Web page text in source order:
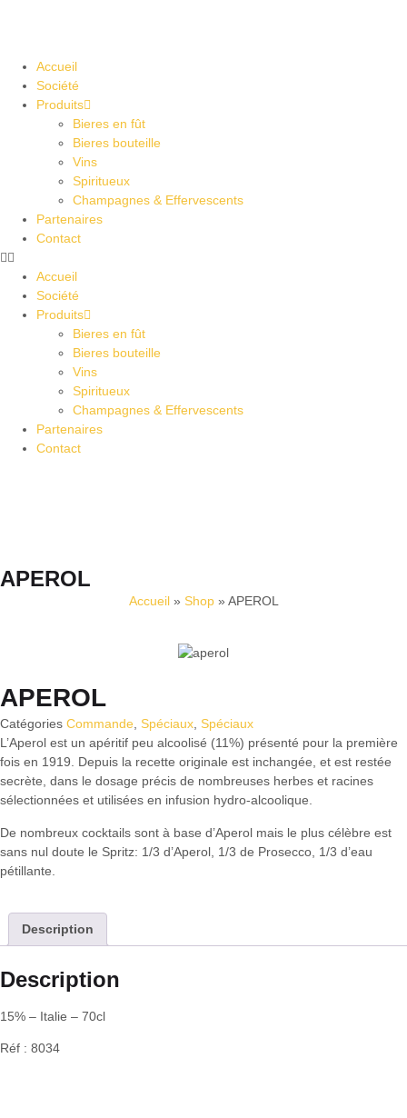
Accueil
Société
Produits
Bieres en fût
Bieres bouteille
Vins
Spiritueux
Champagnes & Effervescents
Partenaires
Contact
Accueil
Société
Produits
Bieres en fût
Bieres bouteille
Vins
Spiritueux
Champagnes & Effervescents
Partenaires
Contact
APEROL
Accueil» Shop» APEROL
APEROL
Catégories Commande Spéciaux Spéciaux
L’Aperol est un apéritif peu alcoolisé (11%) présenté pour la première
fois en 1919. Depuis la recette originale est inchangée, et est restée
secrète, dans le dosage précis de nombreuses herbes et racines
sélectionnées et utilisées en infusion hydro-alcoolique.
De nombreux cocktails sont à base d’Aperol mais le plus célèbre est
sans nul doute le Spritz: 1/3 d’Aperol, 1/3 de Prosecco, 1/3 d’eau
pétillante.
Description
Description
15% – Italie – 70cl
Réf : 8034